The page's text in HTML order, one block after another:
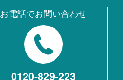
お電話でお問い合わせ
0120-829-223